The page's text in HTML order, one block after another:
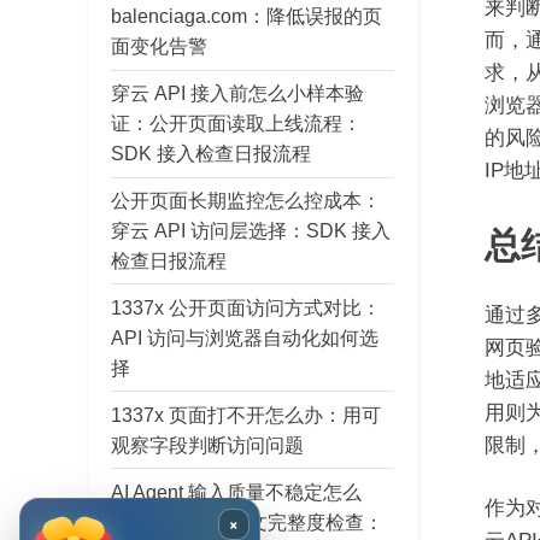
来判
而，
求，
浏览
的风
IP地
总
通过
网页
地适
用则
限制
作为
balenciaga.com：降低误报的页
面变化告警
穿云 API 接入前怎么小样本验
证：公开页面读取上线流程：
SDK 接入检查日报流程
公开页面长期监控怎么控成本：
穿云 API 访问层选择：SDK 接入
检查日报流程
1337x 公开页面访问方式对比：
API 访问与浏览器自动化如何选
择
1337x 页面打不开怎么办：用可
观察字段判断访问问题
AI Agent 输入质量不稳定怎么
办：穿云 API 正文完整度检查：
×